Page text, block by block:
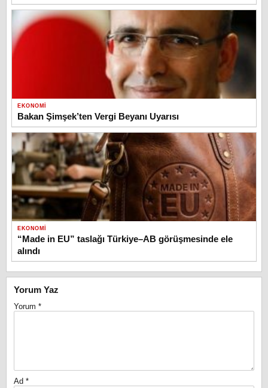
EKONOMI
Bakan Şimşek’ten Vergi Beyanı Uyarısı
EKONOMI
“Made in EU” taslağı Türkiye–AB görüşmesinde ele
alındı
Yorum Yaz
Yorum *
Ad *